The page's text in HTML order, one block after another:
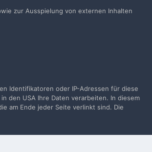
Dich hier an.
zur Ausspielung von externen Inhalten
Identifikatoren oder IP-Adressen für diese
den USA Ihre Daten verarbeiten. In diesem
am Ende jeder Seite verlinkt sind. Die